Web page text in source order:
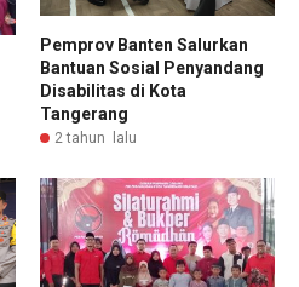
Pemprov Banten Salurkan
Bantuan Sosial Penyandang
Disabilitas di Kota
Tangerang
2 tahun lalu